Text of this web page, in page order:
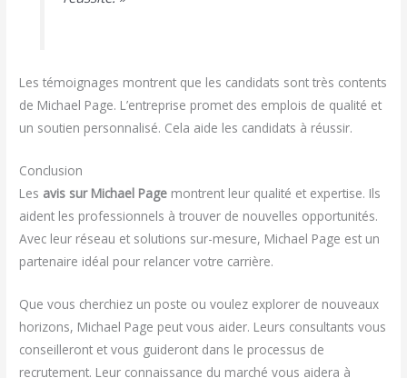
Les témoignages montrent que les candidats sont très contents
de Michael Page. L’entreprise promet des emplois de qualité et
un soutien personnalisé. Cela aide les candidats à réussir.
Conclusion
Les avis sur Michael Page montrent leur qualité et expertise. Ils
aident les professionnels à trouver de nouvelles opportunités.
Avec leur réseau et solutions sur-mesure, Michael Page est un
partenaire idéal pour relancer votre carrière.
Que vous cherchiez un poste ou voulez explorer de nouveaux
horizons, Michael Page peut vous aider. Leurs consultants vous
conseilleront et vous guideront dans le processus de
recrutement. Leur connaissance du marché vous aidera à